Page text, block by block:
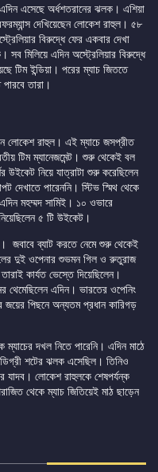
এদিন এসেছে অর্ধশতরানের ঝলক। এশিয়া
দেখিয়েছেন লোকেশ রাহুল। ৫৮
বিরুদ্ধে ফের একবার দেখা
সব মিলিয়ে এদিন অস্ট্রেলিয়ার বিরুদ্ধে
টিম ইন্ডিয়া। পরের ম্যাচ জিততে
তারা।
লোকেশ রাহুল। এই ম্যাচে জসপ্রীত
টিম ম্যানেজমেন্ট। শুরু থেকেই বল
উইকেট নিয়ে যাত্রাটা শুরু করেছিলেন
দেখাতে পারেননি। স্টিভ স্মিথ থেকে
এদিন মহম্মদ সামিই। ১০ ওভারে
৫ টি উইকেট।
জবাবে ব্যাট করতে নেমে শুরু থেকেই
দুই ওপেনার শুভমন গিল ও রুতুরাজ
কার্যত ভেস্তে দিয়েছিলেন।
এদিন। ভারতের ওপেনিং
জয়ের পিছনে অন্যতম প্রধান কারিগড়
দখল নিতে পারেনি। এদিন মাঠে
ডিগ্রী শটের ঝলক এসেছিল। তিনিও
যাদব। লোকেশ রাহুলকে শেষপর্যন্ক
থেকে ম্যাচ জিতিয়েই মাঠ ছাড়েন